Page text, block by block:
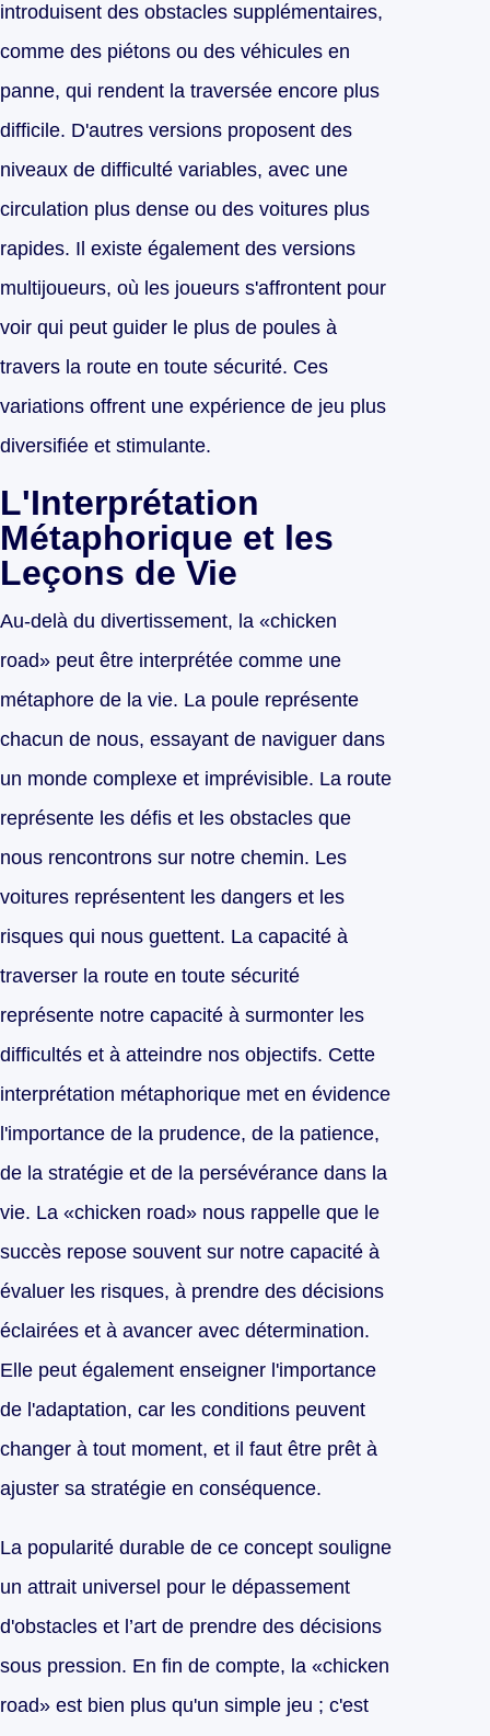
introduisent des obstacles supplémentaires,
comme des piétons ou des véhicules en
panne, qui rendent la traversée encore plus
difficile. D'autres versions proposent des
niveaux de difficulté variables, avec une
circulation plus dense ou des voitures plus
rapides. Il existe également des versions
multijoueurs, où les joueurs s'affrontent pour
voir qui peut guider le plus de poules à
travers la route en toute sécurité. Ces
variations offrent une expérience de jeu plus
diversifiée et stimulante.
L'Interprétation
Métaphorique et les
Leçons de Vie
Au-delà du divertissement, la «chicken
road» peut être interprétée comme une
métaphore de la vie. La poule représente
chacun de nous, essayant de naviguer dans
un monde complexe et imprévisible. La route
représente les défis et les obstacles que
nous rencontrons sur notre chemin. Les
voitures représentent les dangers et les
risques qui nous guettent. La capacité à
traverser la route en toute sécurité
représente notre capacité à surmonter les
difficultés et à atteindre nos objectifs. Cette
interprétation métaphorique met en évidence
l'importance de la prudence, de la patience,
de la stratégie et de la persévérance dans la
vie. La «chicken road» nous rappelle que le
succès repose souvent sur notre capacité à
évaluer les risques, à prendre des décisions
éclairées et à avancer avec détermination.
Elle peut également enseigner l'importance
de l'adaptation, car les conditions peuvent
changer à tout moment, et il faut être prêt à
ajuster sa stratégie en conséquence.
La popularité durable de ce concept souligne
un attrait universel pour le dépassement
d'obstacles et l’art de prendre des décisions
sous pression. En fin de compte, la «chicken
road» est bien plus qu'un simple jeu ; c'est